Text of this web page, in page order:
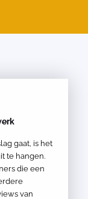
gaat, is het
te hangen.
die een
van